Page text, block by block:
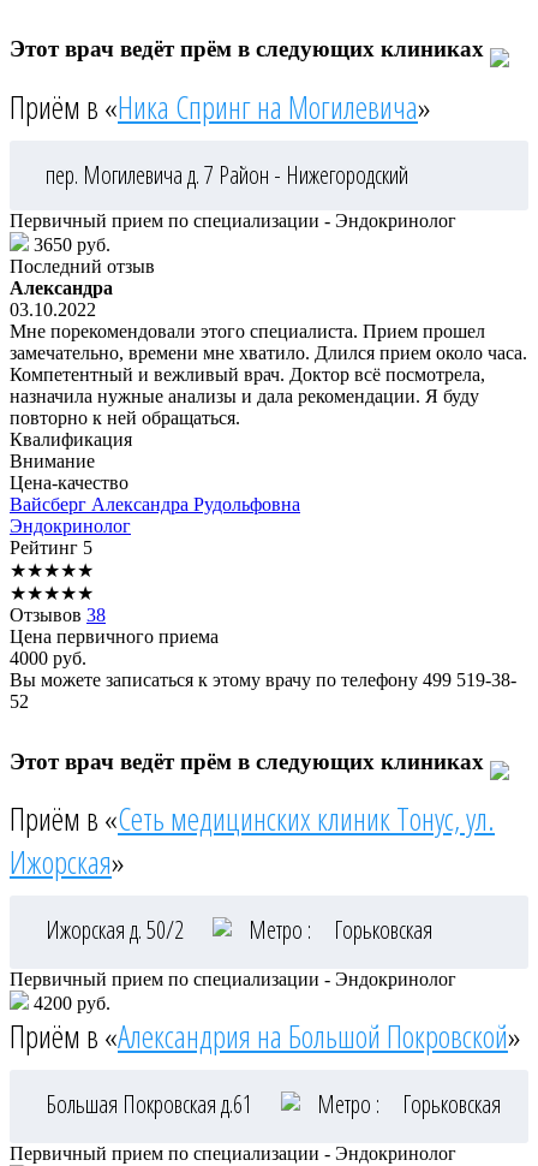
Этот врач ведёт прём в следующих клиниках
Приём в «Ника Спринг на Могилевича»
пер. Могилевича д. 7 Район - Нижегородский
Первичный прием по специализации - Эндокринолог
3650 руб.
Последний отзыв
Александра
03.10.2022
Мне порекомендовали этого специалиста. Прием прошел
замечательно, времени мне хватило. Длился прием около часа.
Компетентный и вежливый врач. Доктор всё посмотрела,
назначила нужные анализы и дала рекомендации. Я буду
повторно к ней обращаться.
Квалификация
Внимание
Цена-качество
Вайсберг Александра Рудольфовна
Эндокринолог
Рейтинг 5
★★★★★
★★★★★
Отзывов 38
Цена первичного приема
4000 руб.
Вы можете записаться к этому врачу по телефону 499 519-38-
52
Этот врач ведёт прём в следующих клиниках
Приём в «Сеть медицинских клиник Тонус, ул.
Ижорская»
Ижорская д. 50/2 Метро : Горьковская
Первичный прием по специализации - Эндокринолог
4200 руб.
Приём в «Александрия на Большой Покровской»
Большая Покровская д.61 Метро : Горьковская
Первичный прием по специализации - Эндокринолог